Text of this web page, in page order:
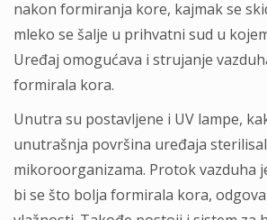
nakon formiranja kore, kajmak se
mleko se šalje u prihvatni sud u
Uređaj omogućava i strujanje
formirala kora.
Unutra su postavljene i UV lampe,
unutrašnja površina uređaja
mikoroorganizama. Protok vazduha
bi se što bolja formirala kora,